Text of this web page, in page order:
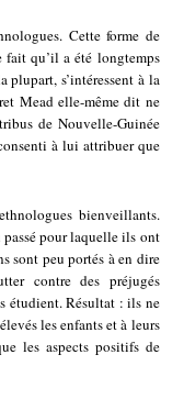
Cette forme de
fait qu’il a été longtemps
plupart, s’intéressent à la
Mead elle-même dit ne
de Nouvelle-Guinée
à lui attribuer que
bienveillants.
pour laquelle ils ont
sont peu portés à en dire
contre des préjugés
étudient. Résultat : ils ne
les enfants et à leurs
les aspects positifs de